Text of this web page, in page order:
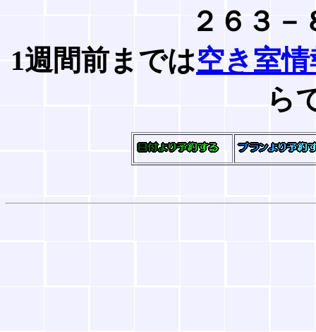
２６３
1週間前までは空き室
ら